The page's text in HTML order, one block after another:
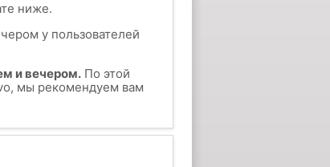
ниже.
у пользователей
и вечером.По этой
мы рекомендуем вам